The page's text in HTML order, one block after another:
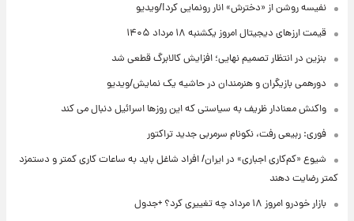
نفیسه روشن از «دخترش» انار رونمایی کرد!/ویدیو
قیمت ارزهای دیجیتال امروز یکشنبه ۱۸ مرداد ۱۴۰۵
بنزین در انتظار تصمیم نهایی؛ افزایش کالابرگ قطعی شد
دورهمی بازیگران و هنرمندان در حاشیه یک نمایش/ویدیو
واکنش معنادار ظریف به سیاستی که این روزها اسرائیل دنبال می کند
فوری: ربیعی رفت، نکونام سرمربی جدید تراکتور
شیوع «کم‌کاری اجباری» در ایران/ افراد شاغل باید به ساعات کاری کمتر و دستمزد
کمتر رضایت دهند
بازار خودرو امروز ۱۸ مرداد چه تغییری کرد؟ +جدول